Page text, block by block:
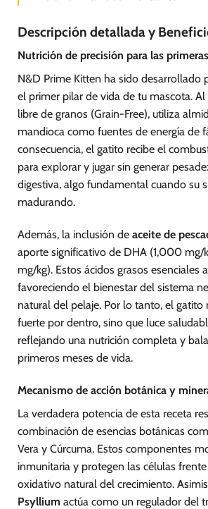
Descripción detallada y
Nutrición de precisión para las
N&D Prime Kitten ha sido desarrollado
el primer pilar de vida de tu mascota.
libre de granos (Grain-Free), utiliza
mandioca como fuentes de energía de
consecuencia, el gatito recibe el
para explorar y jugar sin generar
digestiva, algo fundamental cuando su
madurando.
Además, la inclusión de aceite de
aporte significativo de DHA (1,000 mg/
mg/kg). Estos ácidos grasos esenciales
favoreciendo el bienestar del sistema
natural del pelaje. Por lo tanto, el gatito
fuerte por dentro, sino que luce
reflejando una nutrición completa y
primeros meses de vida.
Mecanismo de acción botánica y
La verdadera potencia de esta receta
combinación de esencias botánicas
Vera y Cúrcuma. Estos componentes
inmunitaria y protegen las células
oxidativo natural del crecimiento.
Psyllium actúa como un regulador del